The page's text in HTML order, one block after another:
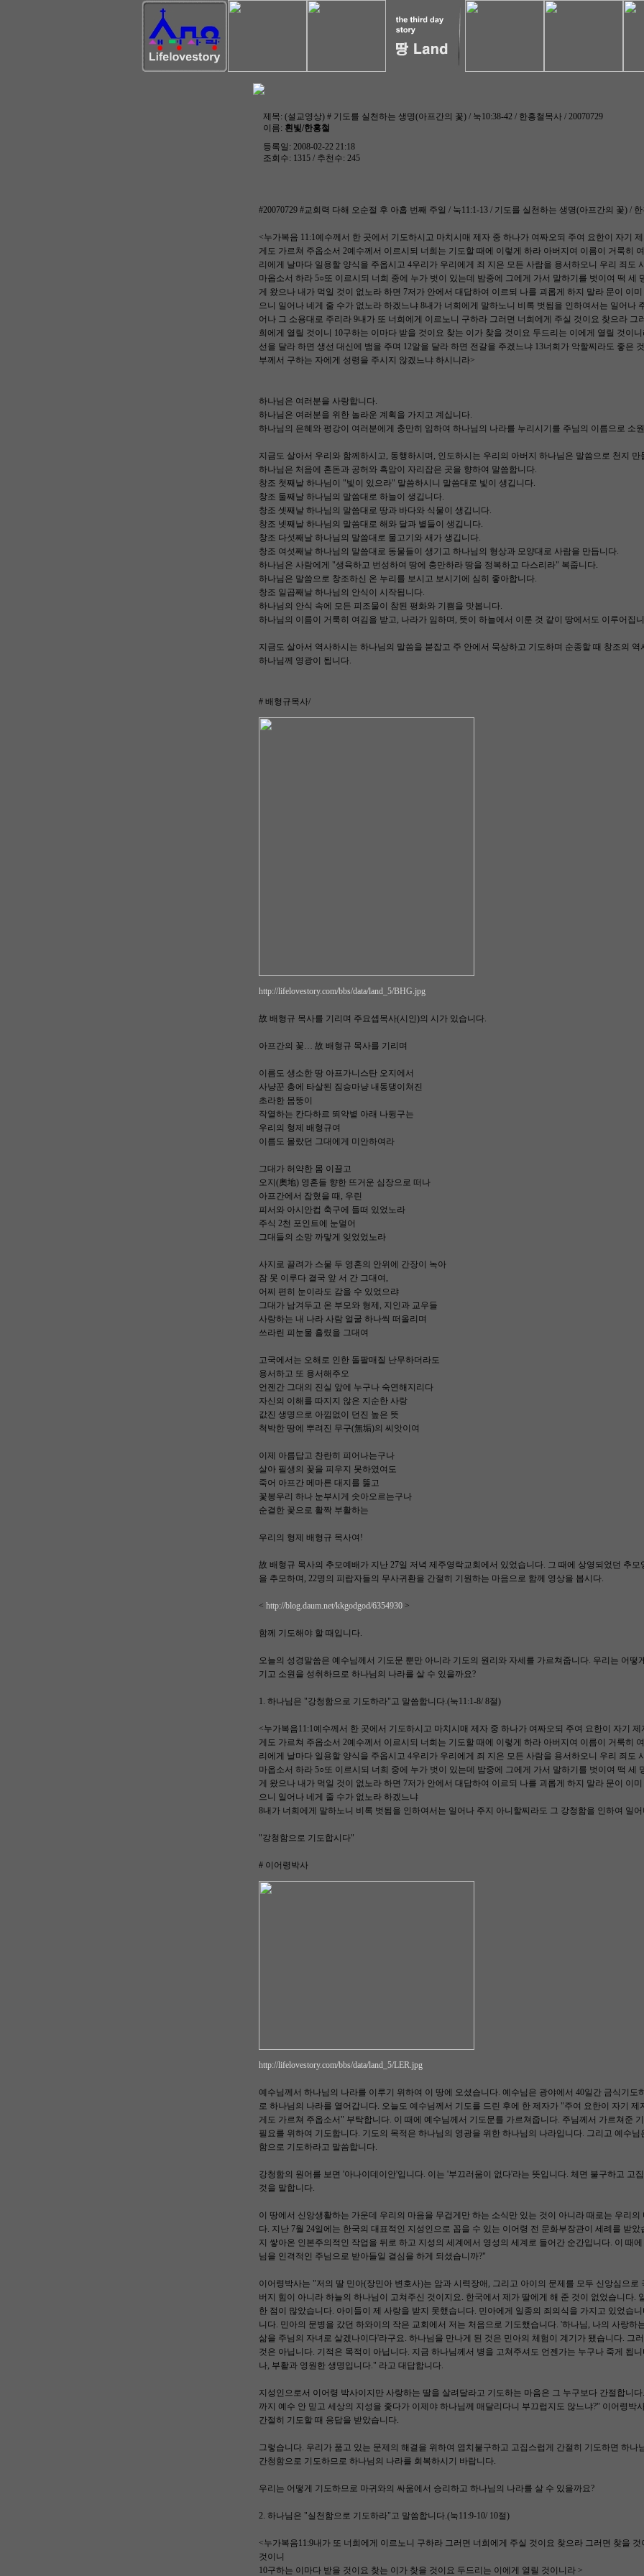
제목: (설교영상) # 기도를 실천하는 생명(아프간의 꽃) / 눅10:38-42 / 한홍철목사 / 20070729
이름: 흰빛/한홍철
등록일: 2008-02-22 21:18
조회수: 1315 / 추천수: 245
#20070729 #교회력 다해 오순절 후 아홉 번째 주일 / 눅11:1-13 / 기도를 실천하는 생명(아프간의 꽃) /
<누가복음 11:1예수께서 한 곳에서 기도하시고 마치시매 제자 중 하나가 여짜오되 주여 요한이 자기
게도 가르쳐 주옵소서 2예수께서 이르시되 너희는 기도할 때에 이렇게 하라 아버지여 이름이 거룩히
리에게 날마다 일용할 양식을 주옵시고 4우리가 우리에게 죄 지은 모든 사람을 용서하오니 우리 죄도
마옵소서 하라 5○또 이르시되 너희 중에 누가 벗이 있는데 밤중에 그에게 가서 말하기를 벗이여 떡 세
게 왔으나 내가 먹일 것이 없노라 하면 7저가 안에서 대답하여 이르되 나를 괴롭게 하지 말라 문이 이
으니 일어나 네게 줄 수가 없노라 하겠느냐 8내가 너희에게 말하노니 비록 벗됨을 인하여서는 일어나
어나 그 소용대로 주리라 9내가 또 너희에게 이르노니 구하라 그러면 너희에게 주실 것이요 찾으라 그
희에게 열릴 것이니 10구하는 이마다 받을 것이요 찾는 이가 찾을 것이요 두드리는 이에게 열릴 것이
선을 달라 하면 생선 대신에 뱀을 주며 12알을 달라 하면 전갈을 주겠느냐 13너희가 악할찌라도 좋은
부께서 구하는 자에게 성령을 주시지 않겠느냐 하시니라>
하나님은 여러분을 사랑합니다.
하나님은 여러분을 위한 놀라운 계획을 가지고 계십니다.
하나님의 은혜와 평강이 여러분에게 충만히 임하여 하나님의 나라를 누리시기를 주님의 이름으로 소
지금도 살아서 우리와 함께하시고, 동행하시며, 인도하시는 우리의 아버지 하나님은 말씀으로 천지
하나님은 처음에 혼돈과 공허와 흑암이 자리잡은 곳을 향하여 말씀합니다.
창조 첫째날 하나님이 "빛이 있으라" 말씀하시니 말씀대로 빛이 생깁니다.
창조 둘째날 하나님의 말씀대로 하늘이 생깁니다.
창조 셋째날 하나님의 말씀대로 땅과 바다와 식물이 생깁니다.
창조 넷째날 하나님의 말씀대로 해와 달과 별들이 생깁니다.
창조 다섯째날 하나님의 말씀대로 물고기와 새가 생깁니다.
창조 여섯째날 하나님의 말씀대로 동물들이 생기고 하나님의 형상과 모양대로 사람을 만듭니다.
하나님은 사람에게 "생육하고 번성하여 땅에 충만하라 땅을 정복하고 다스리라" 복줍니다.
하나님은 말씀으로 창조하신 온 누리를 보시고 보시기에 심히 좋아합니다.
창조 일곱째날 하나님의 안식이 시작됩니다.
하나님의 안식 속에 모든 피조물이 참된 평화와 기쁨을 맛봅니다.
하나님의 이름이 거룩히 여김을 받고, 나라가 임하며, 뜻이 하늘에서 이룬 것 같이 땅에서도 이루어집
지금도 살아서 역사하시는 하나님의 말씀을 붇잡고 주 안에서 묵상하고 기도하며 순종할 때 창조의 역
하나님께 영광이 됩니다.
# 배형규목사/
http://lifelovestory.com/bbs/data/land_5/BHG.jpg
故 배형규 목사를 기리며 주요셉목사(시인)의 시가 있습니다.
아프간의 꽃… 故 배형규 목사를 기리며
이름도 생소한 땅 아프가니스탄 오지에서
사냥꾼 총에 타살된 짐승마냥 내동댕이쳐진
초라한 몸뚱이
작열하는 칸다하르 뙤약볕 아래 나뒹구는
우리의 형제 배형규여
이름도 몰랐던 그대에게 미안하여라
그대가 허약한 몸 이끌고
오지(奧地) 영혼들 향한 뜨거운 심장으로 떠나
아프간에서 잡혔을 때, 우린
피서와 아시안컵 축구에 들떠 있었노라
주식 2천 포인트에 눈멀어
그대들의 소망 까맣게 잊었었노라
사지로 끌려가 스물 두 영혼의 안위에 간장이 녹아
잠 못 이루다 결국 앞 서 간 그대여,
어찌 편히 눈이라도 감을 수 있었으랴
그대가 남겨두고 온 부모와 형제, 지인과 교우들
사랑하는 내 나라 사람 얼굴 하나씩 떠올리며
쓰라린 피눈물 흘렸을 그대여
고국에서는 오해로 인한 돌팔매질 난무하더라도
용서하고 또 용서해주오
언젠간 그대의 진실 앞에 누구나 숙연해지리다
자신의 이해를 따지지 않은 지순한 사랑
값진 생명으로 아낌없이 던진 높은 뜻
척박한 땅에 뿌려진 무구(無垢)의 씨앗이여
이제 아름답고 찬란히 피어나는구나
살아 필생의 꽃을 피우지 못하였여도
죽어 아프간 메마른 대지를 뚫고
꽃봉우리 하나 눈부시게 솟아오르는구나
순결한 꽃으로 활짝 부활하는
우리의 형제 배형규 목사여!
故 배형규 목사의 추모예배가 지난 27일 저녁 제주영락교회에서 있었습니다. 그 때에 상영되었던 추
을 추모하며, 22명의 피랍자들의 무사귀환을 간절히 기원하는 마음으로 함께 영상을 봅시다.
< http://blog.daum.net/kkgodgod/6354930 >
함께 기도해야 할 때입니다.
오늘의 성경말씀은 예수님께서 기도문 뿐만 아니라 기도의 원리와 자세를 가르쳐줍니다. 우리는 어떻
기고 소원을 성취하므로 하나님의 나라를 살 수 있을까요?
1. 하나님은 "강청함으로 기도하라"고 말씀합니다.(눅11:1-8/ 8절)
<누가복음11:1예수께서 한 곳에서 기도하시고 마치시매 제자 중 하나가 여짜오되 주여 요한이 자기
게도 가르쳐 주옵소서 2예수께서 이르시되 너희는 기도할 때에 이렇게 하라 아버지여 이름이 거룩히
리에게 날마다 일용할 양식을 주옵시고 4우리가 우리에게 죄 지은 모든 사람을 용서하오니 우리 죄도
마옵소서 하라 5○또 이르시되 너희 중에 누가 벗이 있는데 밤중에 그에게 가서 말하기를 벗이여 떡 세
게 왔으나 내가 먹일 것이 없노라 하면 7저가 안에서 대답하여 이르되 나를 괴롭게 하지 말라 문이 이
으니 일어나 네게 줄 수가 없노라 하겠느냐
8내가 너희에게 말하노니 비록 벗됨을 인하여서는 일어나 주지 아니할찌라도 그 강청함을 인하여 일
"강청함으로 기도합시다"
# 이어령박사
http://lifelovestory.com/bbs/data/land_5/LER.jpg
예수님께서 하나님의 나라를 이루기 위하여 이 땅에 오셨습니다. 예수님은 광야에서 40일간 금식기도
로 하나님의 나라를 열어갑니다. 오늘도 예수님께서 기도를 드린 후에 한 제자가 "주여 요한이 자기 제
게도 가르쳐 주옵소서" 부탁합니다. 이 때에 예수님께서 기도문를 가르쳐줍니다. 주님께서 가르쳐준
필요를 위하여 기도합니다. 기도의 목적은 하나님의 영광을 위한 하나님의 나라입니다. 그리고 예수
함으로 기도하라고 말씀합니다.
강청함의 원어를 보면 '아나이데이안'입니다. 이는 '부끄러움이 없다'라는 뜻입니다. 체면 불구하고 고
것을 말합니다.
이 땅에서 신앙생활하는 가운데 우리의 마음을 무겁게만 하는 소식만 있는 것이 아니라 때로는 우리의
다. 지난 7월 24일에는 한국의 대표적인 지성인으로 꼽을 수 있는 이어령 전 문화부장관이 세례를 받
지 쌓아온 인본주의적인 작업을 뒤로 하고 지성의 세계에서 영성의 세계로 들어간 순간입니다. 이 때
님을 인격적인 주님으로 받아들일 결심을 하게 되셨습니까?"
이어령박사는 "저의 딸 민아(장민아 변호사)는 암과 시력장애, 그리고 아이의 문제를 모두 신앙심으
버지 힘이 아니라 하늘의 하나님이 고쳐주신 것이지요. 한국에서 제가 딸에게 해 준 것이 없었습니다.
한 점이 많았습니다. 아이들이 제 사랑을 받지 못했습니다. 민아에게 일종의 죄의식을 가지고 있었습
니다. 민아의 문병을 갔던 하와이의 작은 교회에서 저는 처음으로 기도했습니다. '하나님, 나의 사랑하
삶을 주님의 자녀로 살겠나이다'라구요. 하나님을 만나게 된 것은 민아의 체험이 계기가 됐습니다. 그
것은 아닙니다. 기적은 목적이 아닙니다. 지금 하나님께서 병을 고쳐주셔도 언젠가는 누구나 죽게 됩
나, 부활과 영원한 생명입니다." 라고 대답합니다.
지성인으로서 이어령 박사이지만 사랑하는 딸을 살려달라고 기도하는 마음은 그 누구보다 간절합니
까지 예수 안 믿고 세상의 지성을 좇다가 이제야 하나님께 매달리다니 부끄럽지도 않느냐?" 이어령박
간절히 기도할 때 응답을 받았습니다.
그렇습니다. 우리가 품고 있는 문제의 해결을 위하여 염치불구하고 고집스럽게 간절히 기도하면 하나
간청함으로 기도하므로 하나님의 나라를 회복하시기 바랍니다.
우리는 어떻게 기도하므로 마귀와의 싸움에서 승리하고 하나님의 나라를 살 수 있을까요?
2. 하나님은 "실천함으로 기도하라"고 말씀합니다.(눅11:9-10/ 10절)
<누가복음11:9내가 또 너희에게 이르노니 구하라 그러면 너희에게 주실 것이요 찾으라 그러면 찾을
것이니
10구하는 이마다 받을 것이요 찾는 이가 찾을 것이요 두드리는 이에게 열릴 것이니라 >